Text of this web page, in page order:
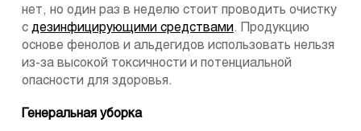
нет, но один раз в неделю стоит проводить очистку
с дезинфицирующими средствами. Продукцию
основе фенолов и альдегидов использовать нельзя
из-за высокой токсичности и потенциальной
опасности для здоровья.
Генеральная уборка